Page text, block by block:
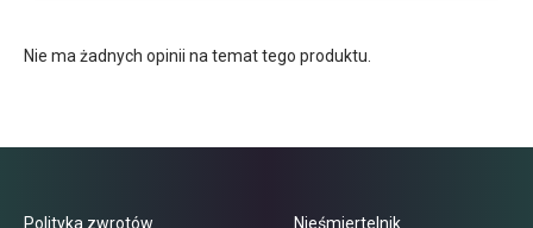
Nie ma żadnych opinii na temat tego produktu.
Polityka zwrotów
Nieśmiertelnik